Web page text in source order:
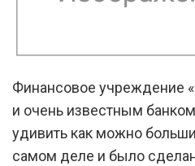
Финансовое учреждение
и очень известным
удивить как можно
самом деле и было